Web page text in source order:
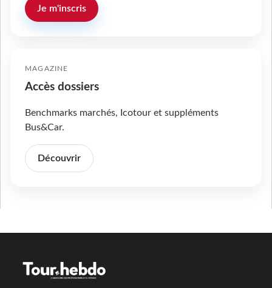
Je m'inscris
MAGAZINE
Accès dossiers
Benchmarks marchés, Icotour et suppléments
Bus&Car.
Découvrir